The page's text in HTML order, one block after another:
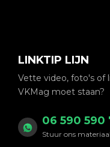
LINKTIP LIJN
Vette video, foto's of
VKMag moet staan?
06 590 590
Stuur ons